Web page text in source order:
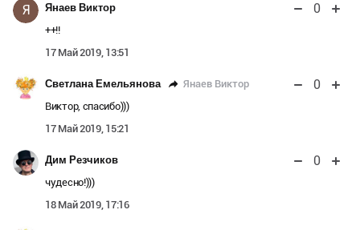
Я Янаев Виктор 0
++!!
17 Май 2019, 13:51
Светлана Емельянова Янаев Виктор 0
Виктор, спасибо)))
17 Май 2019, 15:21
Дим Резчиков 0
чудесно!)))
18 Май 2019, 17:16